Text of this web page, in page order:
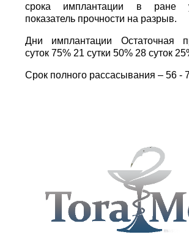
срока имплантации в ране
показатель прочности на разрыв.
Дни имплантации Остаточная
суток 75% 21 сутки 50% 28 суток
Срок полного рассасывания – 56 -